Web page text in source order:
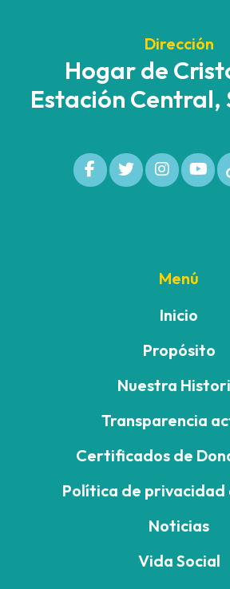
Dirección
Hogar de
Estación Central,
Menú
Inicio
Propósito
Nuestra
Transparencia
Certificados de
Política de privacidad
Noticias
Vida Social